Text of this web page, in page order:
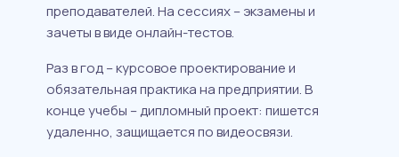
преподавателей. На сессиях – экзамены и
зачеты в виде онлайн-тестов.
Раз в год – курсовое проектирование и
обязательная практика на предприятии. В
конце учебы – дипломный проект: пишется
удаленно, защищается по видеосвязи.